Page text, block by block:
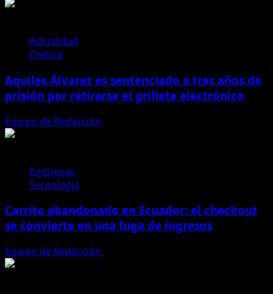
deja
barrios
y
obliga
a
suspender
Actualidad
Política
Aquiles Álvarez es sentenciado a tres años de
prisión por retirarse el grillete electrónico
Equipo de Redacción
Empresas
Tecnología
Carrito abandonado en Ecuador: el checkout
se convierte en una fuga de ingresos
Equipo de Redacción